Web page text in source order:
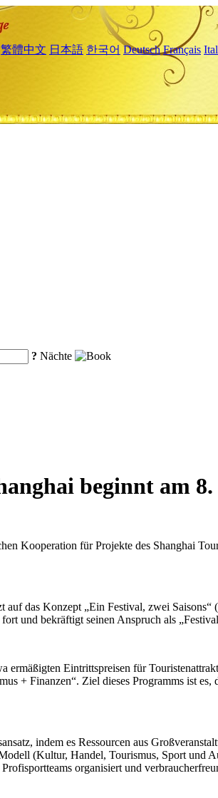
繁體中文 日本語 한국어 Deutsch Français
? Nächte
beginnt am
Kooperation für Projekte des Shanghai
das Konzept „Ein Festival, zwei Saisons“
und bekräftigt seinen Anspruch als
Eintrittspreisen für
+ Finanzen“. Ziel dieses Programms ist
indem es Ressourcen aus
(Kultur, Handel, Tourismus, Sport und
organisiert und